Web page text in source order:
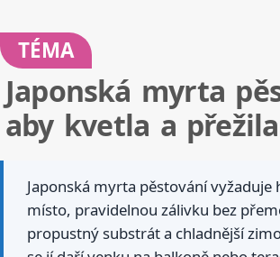
TÉMA
Japonská myrta
aby kvetla a
Japonská myrta pěstování vyžaduje
místo, pravidelnou zálivku bez
propustný substrát a chladnější